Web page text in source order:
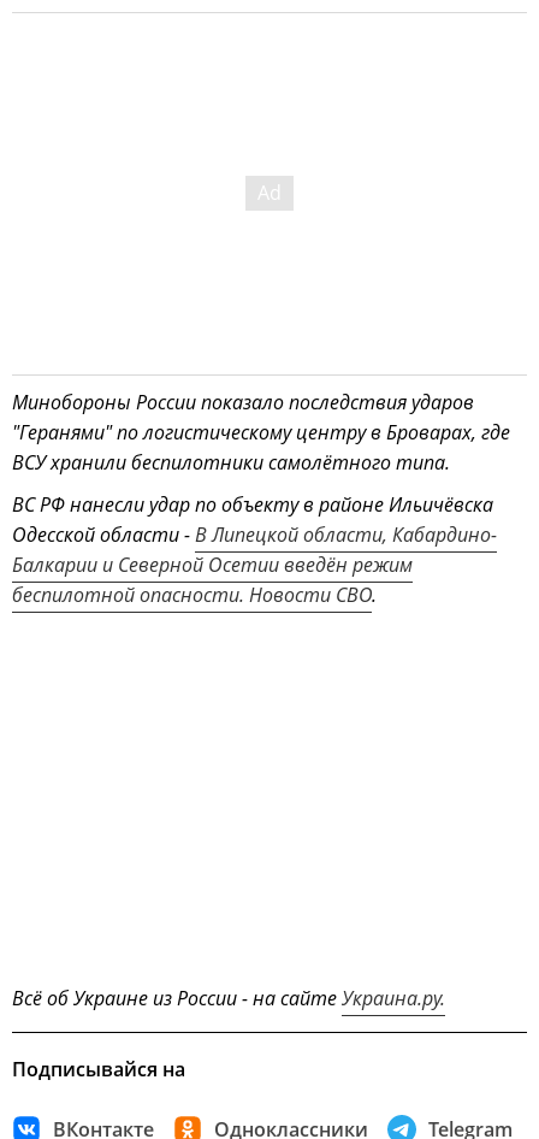
Минобороны России показало последствия ударов
"Геранями" по логистическому центру в Броварах, где
ВСУ хранили беспилотники самолётного типа.
ВС РФ нанесли удар по объекту в районе Ильичёвска
Одесской области -В Липецкой области, Кабардино-
Балкарии и Северной Осетии введён режим
беспилотной опасности. Новости СВО.
Всё об Украине из России - на сайтеУкраина.ру.
Подписывайся на
ВКонтакте Одноклассники Telegram